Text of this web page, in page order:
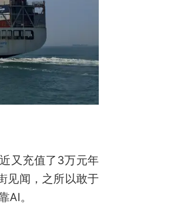
又充值了3万元年
见闻，之所以敢于
AI。